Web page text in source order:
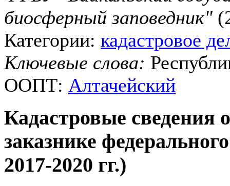
биосферный заповедник"
Категории: кадастровое
Ключевые слова:
ООПТ: Алтачейский
Кадастровые сведения
заказнике
2017-2020 гг.)